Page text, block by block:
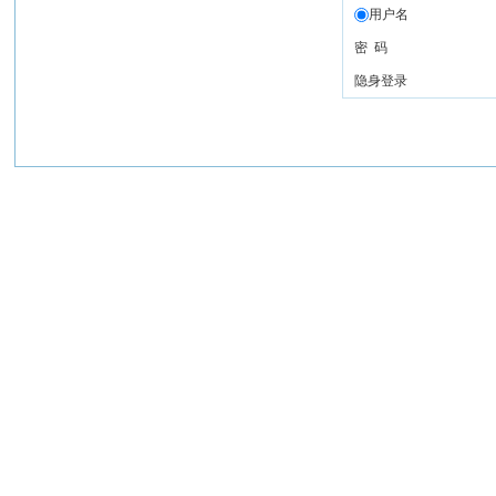
用户名
密 码
隐身登录